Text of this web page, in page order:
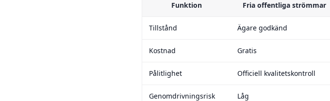
Funktion Fria offentliga strömmar
Tillstånd Ägare godkänd
Kostnad Gratis
Pålitlighet Officiell kvalitetskontroll
Genomdrivningsrisk Låg